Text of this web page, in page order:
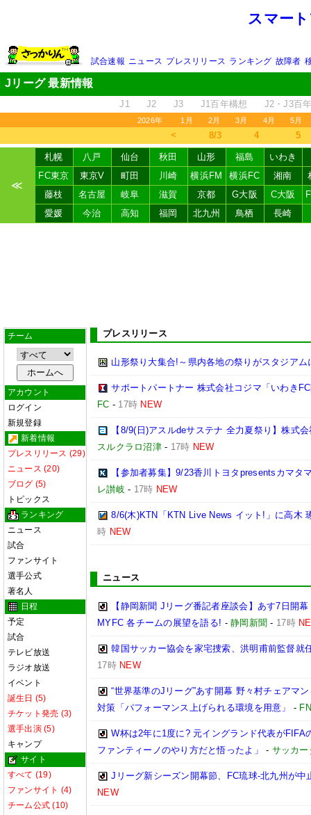
スマー
試合速報 ニュース プレスリリース ランキング 故障者
Jリーグ 最新情報
J1 J2 J3 J1百年構想 J2・J3百
2026年 1月 2月 3月 4月 5月
＜ 8/3 4 5
≪
札幌 八戸 仙台 秋田 山形 福島
いわき
FC東京
東京V 町田 川崎 横浜FM 横浜FC 湘南
藤枝
名古屋 岐阜 滋賀 京都 G大阪 C大阪
愛媛
今治 高知 福岡 北九州 鳥栖 長崎
チーム
アカウント
ログイン
新規登録
新着情報
プレスリリース (29)
ニュース (20)
ブログ (5)
トピックス
ランキング
ニュース
試合
ファンサイト
選手公式
著名人
日程
予定
試合
テレビ放送
ラジオ放送
イベント
誕生日 (5)
チケット発売 (3)
選手出演 (5)
キャンプ
サイト
すべて (19)
ファンサイト (4)
チーム公式 (10)
プレスリリース
山形祭り大集合!～県内各地の祭りがスタジアム
サポートパートナー 株式会社コジマ「いわき
FC - 17時 NEW
【8/9(日)アスルdeサステナ 全力夏祭り】株式
スルクラロ沼津- 17時 NEW
【参加者募集】9/23香川トヨタpresentsカマタ
レ讃岐 - 17時 NEW
8/6(木)KTN「KTN Live News イット!」に高木
時 NEW
ニュース
【静岡新聞 Jリーグ番記者座談会】あす7日開
MYFC 各チームの展望を語る! -静岡新聞 - 17時
韓国サッカー協会を家宅捜索、洪明甫前監督就
17時 NEW
“世界基準のJリーグ”あす開幕 野々村チェアマ
対策「パフォーマンス上げられる環境を用意」
-
W杯は2年に1度に? 元イングランド代表が
ファンティーノのやり方だと悟ったよ」
- サッカ
Jリーグ新シーズン開幕節、FC琉球-北九州が中
NEW